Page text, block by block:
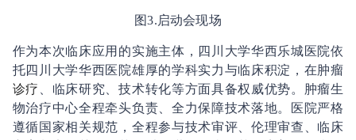
图3.启动会现场
作为本次临床应用的实施主体，四川大学华西乐城医院依
托四川大学华西医院雄厚的学科实力与临床积淀，在肿瘤
诊疗
、临床研究、技术转化等方面具备权威优势。肿瘤生
物治疗中心全程牵头负责、全力保障技术落地。医院严格
遵循国家相关规范，全程参与技术审评、伦理审查、临床